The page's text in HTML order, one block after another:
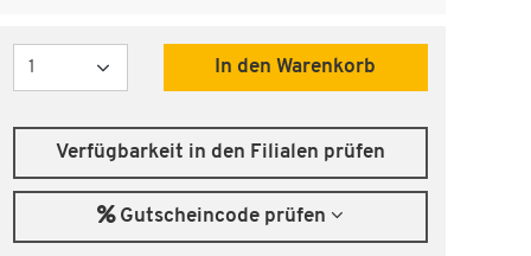
Menge
In den Warenkorb
Verfügbarkeit in den Filialen prüfen
Gutscheincode prüfen